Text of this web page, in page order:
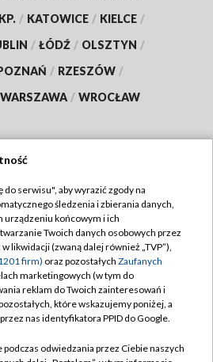
/ KATOWICE / KIELCE /
/ ŁÓDŹ / OLSZTYN /
/ RZESZÓW /
WARSZAWA / WROCŁAW
TVP
TVP
prywatności
Moje zgody
Pomoc
serwisu", aby wyrazić zgody na
śledzenia i zbierania danych,
urządzeniu końcowym i ich
Twoich danych osobowych przez
likwidacji (zwaną dalej również „TVP”),
firm) oraz pozostałych Zaufanych
marketingowych (w tym do
reklam do Twoich zainteresowań i
które wskazujemy poniżej, a
nas identyfikatora PPID do Google.
odwiedzania przez Ciebie naszych